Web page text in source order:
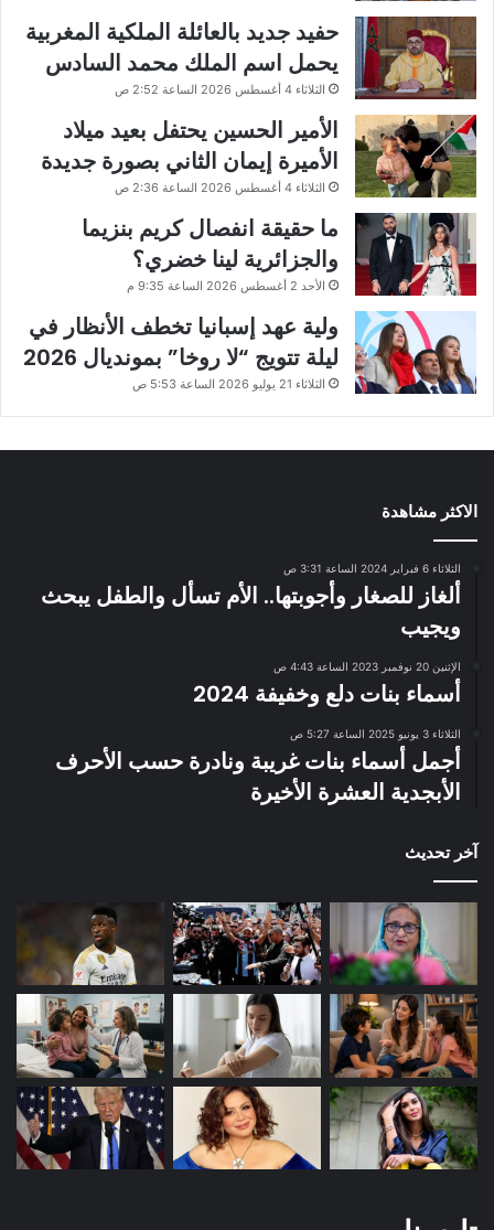
حفيد جديد بالعائلة الملكية المغربية
يحمل اسم الملك محمد السادس
الثلاثاء 4 أغسطس 2026 الساعة 2:52 ص
الأمير الحسين يحتفل بعيد ميلاد
الأميرة إيمان الثاني بصورة جديدة
الثلاثاء 4 أغسطس 2026 الساعة 2:36 ص
ما حقيقة انفصال كريم بنزيما
والجزائرية لينا خضري؟
الأحد 2 أغسطس 2026 الساعة 9:35 م
ولية عهد إسبانيا تخطف الأنظار في
ليلة تتويج “لا روخا” بمونديال 2026
الثلاثاء 21 يوليو 2026 الساعة 5:53 ص
الاكثر مشاهدة
الثلاثاء 6 فبراير 2024 الساعة 3:31 ص
ألغاز للصغار وأجوبتها.. الأم تسأل والطفل يبحث
ويجيب
الإثنين 20 نوفمبر 2023 الساعة 4:43 ص
أسماء بنات دلع وخفيفة 2024
الثلاثاء 3 يونيو 2025 الساعة 5:27 ص
أجمل أسماء بنات غريبة ونادرة حسب الأحرف
الأبجدية العشرة الأخيرة
آخر تحديث